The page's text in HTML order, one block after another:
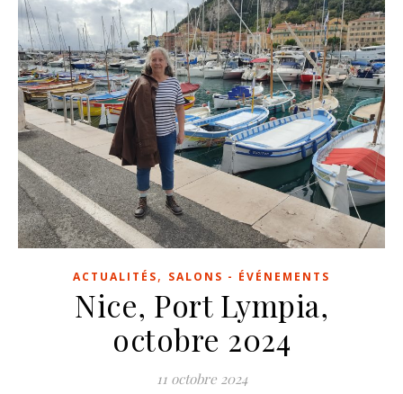
ACTUALITÉS, SALONS - ÉVÉNEMENTS
Nice, Port Lympia,
octobre 2024
11 octobre 2024